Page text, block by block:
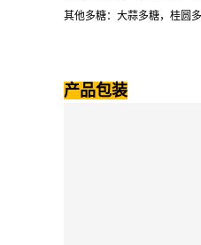
其他多糖：大蒜多糖，桂圆
产品包装